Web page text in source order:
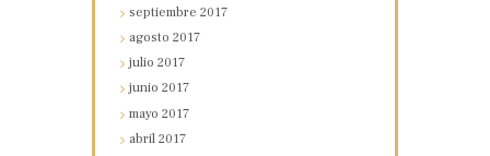
septiembre2017
agosto2017
julio2017
junio2017
mayo2017
abril2017